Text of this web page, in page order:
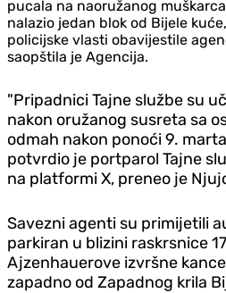
pucala na naoružanog
nalazio jedan blok od Bijele
policijske vlasti obavijestile
saopštila je Agencija.
"Pripadnici Tajne službe su
nakon oružanog susreta sa
odmah nakon ponoći 9. marta
potvrdio je portparol Tajne
na platformi X, preneo je
Savezni agenti su primijetili
parkiran u blizini raskrsnice
Ajzenhauerove izvršne
zapadno od Zapadnog krila